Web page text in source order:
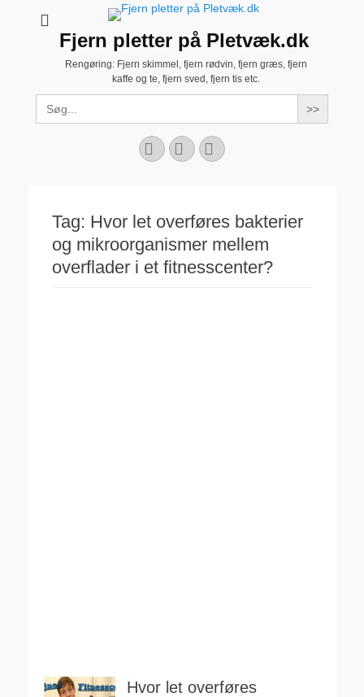
Fjern pletter på Pletvæk.dk
Rengøring: Fjern skimmel, fjern rødvin, fjern græs, fjern
kaffe og te, fjern sved, fjern tis etc.
Search
for:
Facebook
YouTubeInstagram
Tag: Hvor let overføres bakterier
og mikroorganismer mellem
overflader i et fitnesscenter?
Hvor let overføres